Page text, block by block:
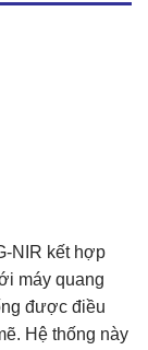
NIR kết hợp
máy quang
được điều
Hệ thống này